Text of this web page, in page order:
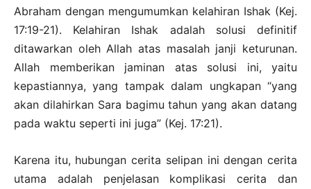
Abraham dengan mengumumkan kelahiran Ishak (Kej.
17:19-21). Kelahiran Ishak adalah solusi definitif
ditawarkan oleh Allah atas masalah janji keturunan.
Allah memberikan jaminan atas solusi ini, yaitu
kepastiannya, yang tampak dalam ungkapan “yang
akan dilahirkan Sara bagimu tahun yang akan datang
pada waktu seperti ini juga” (Kej. 17:21).
Karena itu, hubungan cerita selipan ini dengan cerita
utama adalah penjelasan komplikasi cerita dan